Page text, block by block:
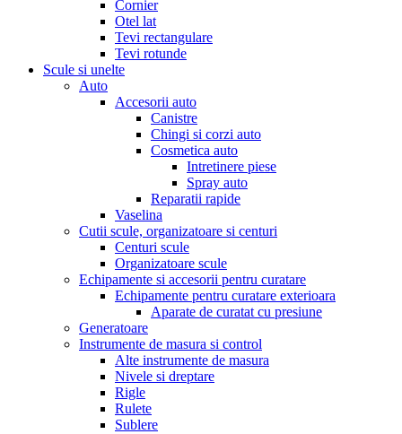
Cornier
Otel lat
Tevi rectangulare
Tevi rotunde
Scule si unelte
Auto
Accesorii auto
Canistre
Chingi si corzi auto
Cosmetica auto
Intretinere piese
Spray auto
Reparatii rapide
Vaselina
Cutii scule, organizatoare si centuri
Centuri scule
Organizatoare scule
Echipamente si accesorii pentru curatare
Echipamente pentru curatare exterioara
Aparate de curatat cu presiune
Generatoare
Instrumente de masura si control
Alte instrumente de masura
Nivele si dreptare
Rigle
Rulete
Sublere